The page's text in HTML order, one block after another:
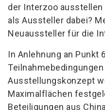
der Interzoo
als Aussteller dabei?
Neuaussteller für die
In Anlehnung an Punkt
Ausstellungskonzept
Maximalflächen
Beteiligungen aus